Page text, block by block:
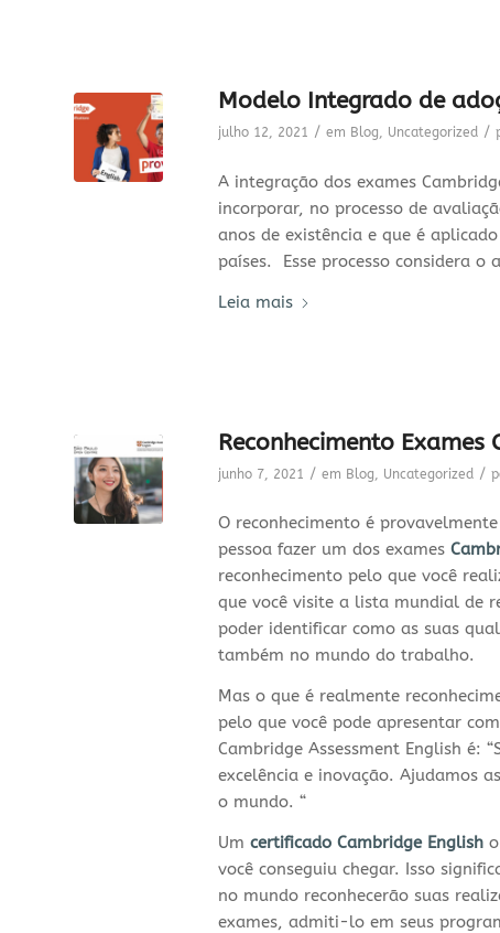
Modelo Integrado de
julho 12, 2021 / em Blog, Uncategorized /
A integração dos exames
incorporar, no processo de
anos de existência e que é
países. Esse processo considera
Leia mais
Reconhecimento Exames
junho 7, 2021 / em Blog Uncategorized /
O reconhecimento é
pessoa fazer um dos exames
reconhecimento pelo que você
que você visite a lista mundial de
poder identificar como as suas
também no mundo do trabalho.
Mas o que é realmente
pelo que você pode apresentar
Cambridge Assessment English é:
excelência e inovação. Ajudamos
o mundo. “
Um certificado Cambridge English
você conseguiu chegar. Isso
no mundo reconhecerão suas
exames, admiti-lo em seus